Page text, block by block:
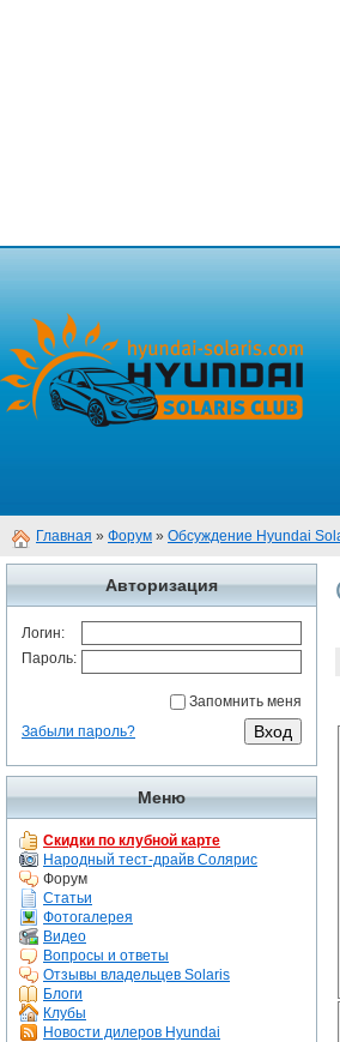
Главная » Форум » Обсуждение Hyundai
Авторизация
Логин:
Пароль:
Запомнить меня
Забыли пароль?
Меню
Скидки по клубной карте
Народный тест-драйв Солярис
Форум
Статьи
Фотогалерея
Видео
Вопросы и ответы
Отзывы владельцев Solaris
Блоги
Клубы
Новости дилеров Hyundai